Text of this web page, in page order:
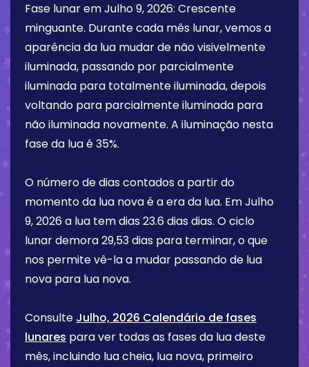
Fase lunar emJulho 9, 2026: Crescente
minguante. Durante cada mês lunar, vemos a
aparência da lua mudar de não visivelmente
iluminada, passando por parcialmente
iluminada para totalmente iluminada, depois
voltando para parcialmente iluminada para
não iluminada novamente. A iluminação nesta
fase da lua é35%.
O número de dias contados a partir do
momento da lua nova é a era da lua. EmJulho
9, 2026 a lua tem dias 23.6 dias dias. O ciclo
lunar demora 29,53 dias para terminar, o que
nos permite vê-la a mudar passando de lua
nova para lua nova.
Consulte Julho, 2026 Calendário de fases
lunares para ver todas as fases da lua deste
mês, incluindo lua cheia, lua nova, primeiro